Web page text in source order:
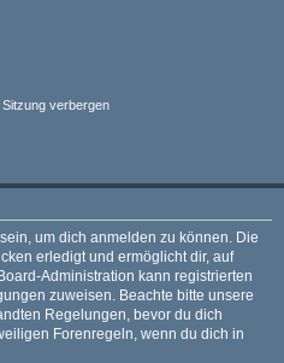
verbergen
um dich anmelden zu können. Die
erledigt und ermöglicht dir, auf
Administration kann registrierten
zuweisen. Beachte bitte unsere
Regelungen, bevor du dich
Forenregeln, wenn du dich in